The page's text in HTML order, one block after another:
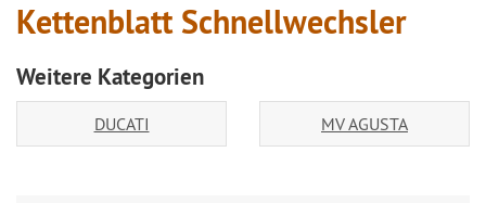
Kettenblatt Schnellwechsler
Weitere Kategorien
DUCATI MV AGUSTA